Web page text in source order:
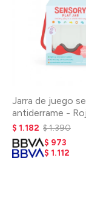
Jarra de juego
antiderrame -
$ 1.182 $1.390
$ 973
$ 1.112